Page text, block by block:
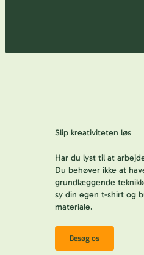
Slip kreativiteten løs
Har du lyst til at
Du behøver ikke at
grundlæggende
sy din egen t-shirt og
materiale.
Besøg os